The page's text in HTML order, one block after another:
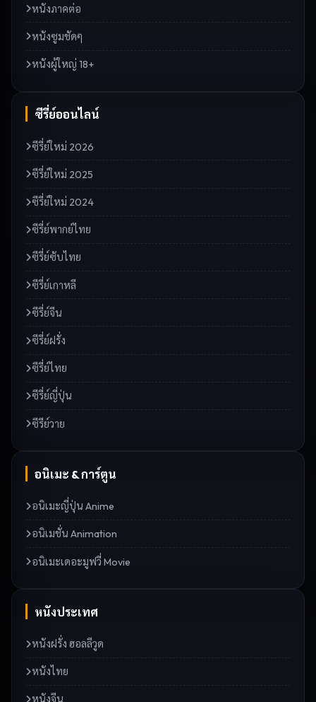
หนังภาคต่อ
หนังซูมชัดๆ
หนังผู้ใหญ่ 18+
ซีรี่ย์ออนไลน์
ซีรี่ย์ใหม่ 2026
ซีรี่ย์ใหม่ 2025
ซีรี่ย์ใหม่ 2024
ซีรี่ย์พากย์ไทย
ซีรี่ย์ซับไทย
ซีรี่ย์เกาหลี
ซีรี่ย์จีน
ซีรี่ย์ฝรั่ง
ซีรี่ย์ไทย
ซีรี่ย์ญี่ปุ่น
ซีรีย์วาย
อนิเมะ & การ์ตูน
อนิเมะญี่ปุ่น Anime
อนิเมชั่น Animation
อนิเมะเดอะมูฟวี่ Movie
หนังประเทศ
หนังฝรั่ง ฮอลลีวูด
หนังไทย